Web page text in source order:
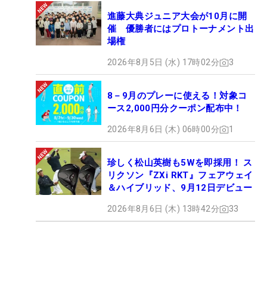
進藤大典ジュニア大会が10月に開
催 優勝者にはプロトーナメント出
場権
2026年8月5日 (水) 17時02分 3
8－9月のプレーに使える！対象コ
ース2,000円分クーポン配布中！
2026年8月6日 (木) 06時00分 1
珍しく松山英樹も5Wを即採用！ ス
リクソン『ZXi RKT』フェアウェイ
＆ハイブリッド、9月12日デビュー
2026年8月6日 (木) 13時42分 33